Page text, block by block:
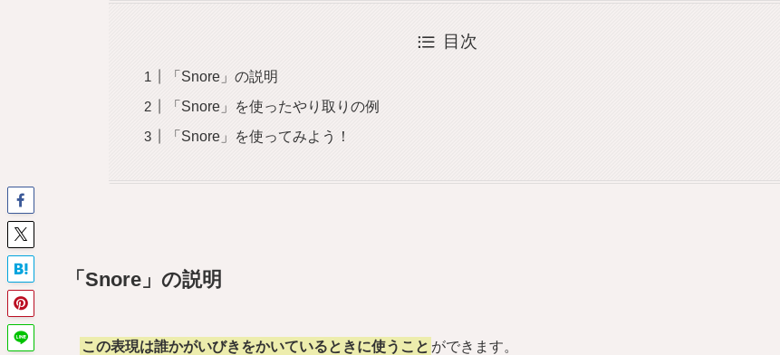
目次
「Snore」の説明
「Snore」を使ったやり取りの例
「Snore」を使ってみよう！
「Snore」の説明
この表現は誰かがいびきをかいているときに使うこと ができます。